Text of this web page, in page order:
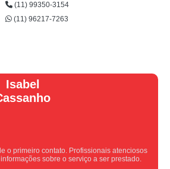
(11) 99350-3154
(11) 96217-7263
Maria
rápido com excelência , super organizados.
Super indico.